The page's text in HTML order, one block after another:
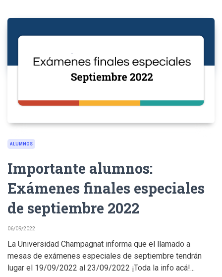
ALUMNOS
Importante alumnos:
Exámenes finales especiales
de septiembre 2022
06/09/2022
La Universidad Champagnat informa que el llamado a
mesas de exámenes especiales de septiembre tendrán
lugar el 19/09/2022 al 23/09/2022 ¡Toda la info acá!...